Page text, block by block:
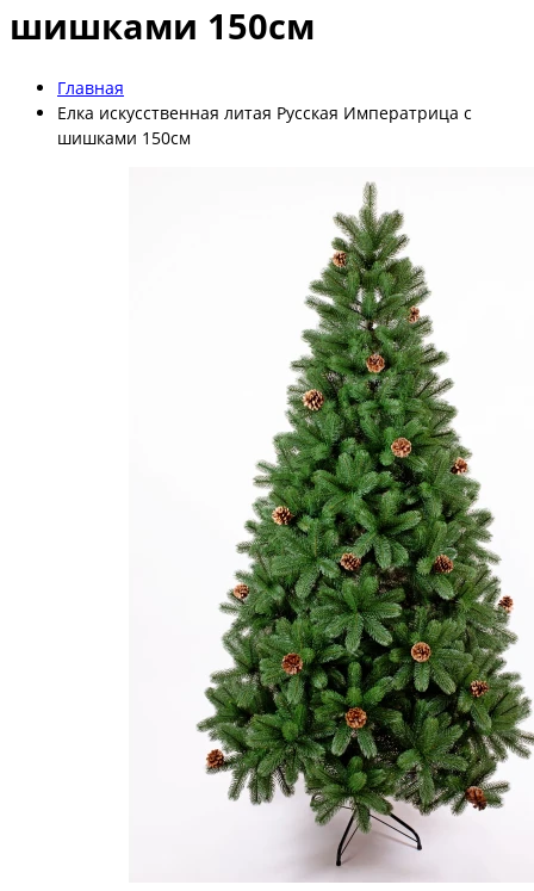
шишками 150см
Главная
Елка искусственная литая Русская Императрица с
шишками 150см